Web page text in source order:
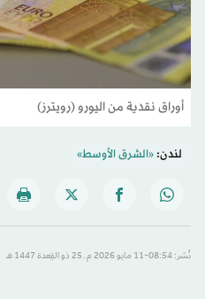
أوراق نقدية من اليورو (رويترز)
لندن:«الشرق الأوسط»
نُشر: 08:54-11 مايو 2026 م ـ 25 ذو القِعدة 1447 هـ